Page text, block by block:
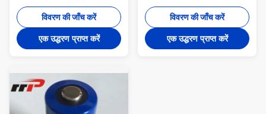
बटन ली-एमनो 2 बैटरी
विवरण की जाँच करें
एक उद्धरण प्राप्त करें
विवरण की जाँच करें
एक उद्धरण प्राप्त करें